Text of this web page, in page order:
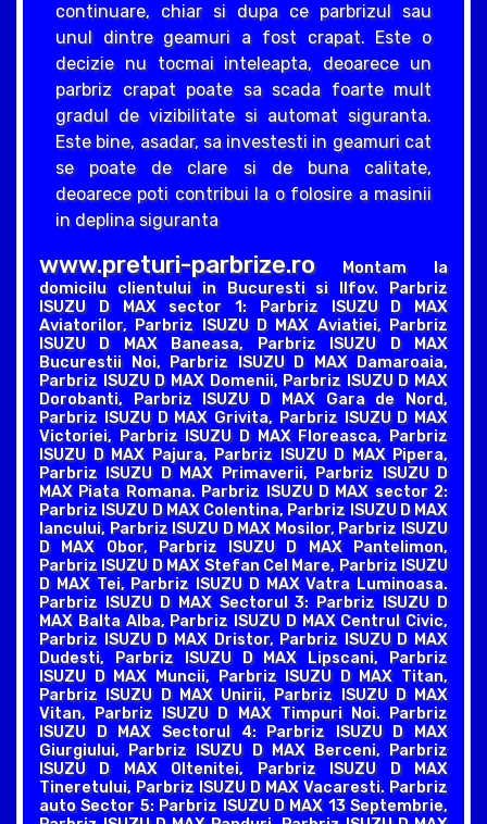
continuare, chiar si dupa ce parbrizul sau
unul dintre geamuri a fost crapat. Este o
decizie nu tocmai inteleapta, deoarece un
parbriz crapat poate sa scada foarte mult
gradul de vizibilitate si automat siguranta.
Este bine, asadar, sa investesti in geamuri cat
se poate de clare si de buna calitate,
deoarece poti contribui la o folosire a masinii
in deplina siguranta
www.preturi-parbrize.roMontam la
domicilu clientului in Bucuresti si Ilfov. Parbriz
ISUZU D MAX sector 1: Parbriz ISUZU D MAX
Aviatorilor, Parbriz ISUZU D MAX Aviatiei, Parbriz
ISUZU D MAX Baneasa, Parbriz ISUZU D MAX
Bucurestii Noi, Parbriz ISUZU D MAX Damaroaia,
Parbriz ISUZU D MAX Domenii, Parbriz ISUZU D MAX
Dorobanti, Parbriz ISUZU D MAX Gara de Nord,
Parbriz ISUZU D MAX Grivita, Parbriz ISUZU D MAX
Victoriei, Parbriz ISUZU D MAX Floreasca, Parbriz
ISUZU D MAX Pajura, Parbriz ISUZU D MAX Pipera,
Parbriz ISUZU D MAX Primaverii, Parbriz ISUZU D
MAX Piata Romana. Parbriz ISUZU D MAX sector 2:
Parbriz ISUZU D MAX Colentina, Parbriz ISUZU D MAX
Iancului, Parbriz ISUZU D MAX Mosilor, Parbriz ISUZU
D MAX Obor, Parbriz ISUZU D MAX Pantelimon,
Parbriz ISUZU D MAX Stefan Cel Mare, Parbriz ISUZU
D MAX Tei, Parbriz ISUZU D MAX Vatra Luminoasa.
Parbriz ISUZU D MAX Sectorul 3: Parbriz ISUZU D
MAX Balta Alba, Parbriz ISUZU D MAX Centrul Civic,
Parbriz ISUZU D MAX Dristor, Parbriz ISUZU D MAX
Dudesti, Parbriz ISUZU D MAX Lipscani, Parbriz
ISUZU D MAX Muncii, Parbriz ISUZU D MAX Titan,
Parbriz ISUZU D MAX Unirii, Parbriz ISUZU D MAX
Vitan, Parbriz ISUZU D MAX Timpuri Noi. Parbriz
ISUZU D MAX Sectorul 4: Parbriz ISUZU D MAX
Giurgiului, Parbriz ISUZU D MAX Berceni, Parbriz
ISUZU D MAX Oltenitei, Parbriz ISUZU D MAX
Tineretului, Parbriz ISUZU D MAX Vacaresti. Parbriz
auto Sector 5: Parbriz ISUZU D MAX 13 Septembrie,